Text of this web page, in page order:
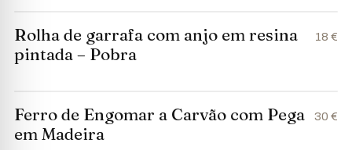
Rolha de garrafa com anjo em resina
pintada – Pobra
18 €
Ferro de Engomar a Carvão com Pega
em Madeira
30 €